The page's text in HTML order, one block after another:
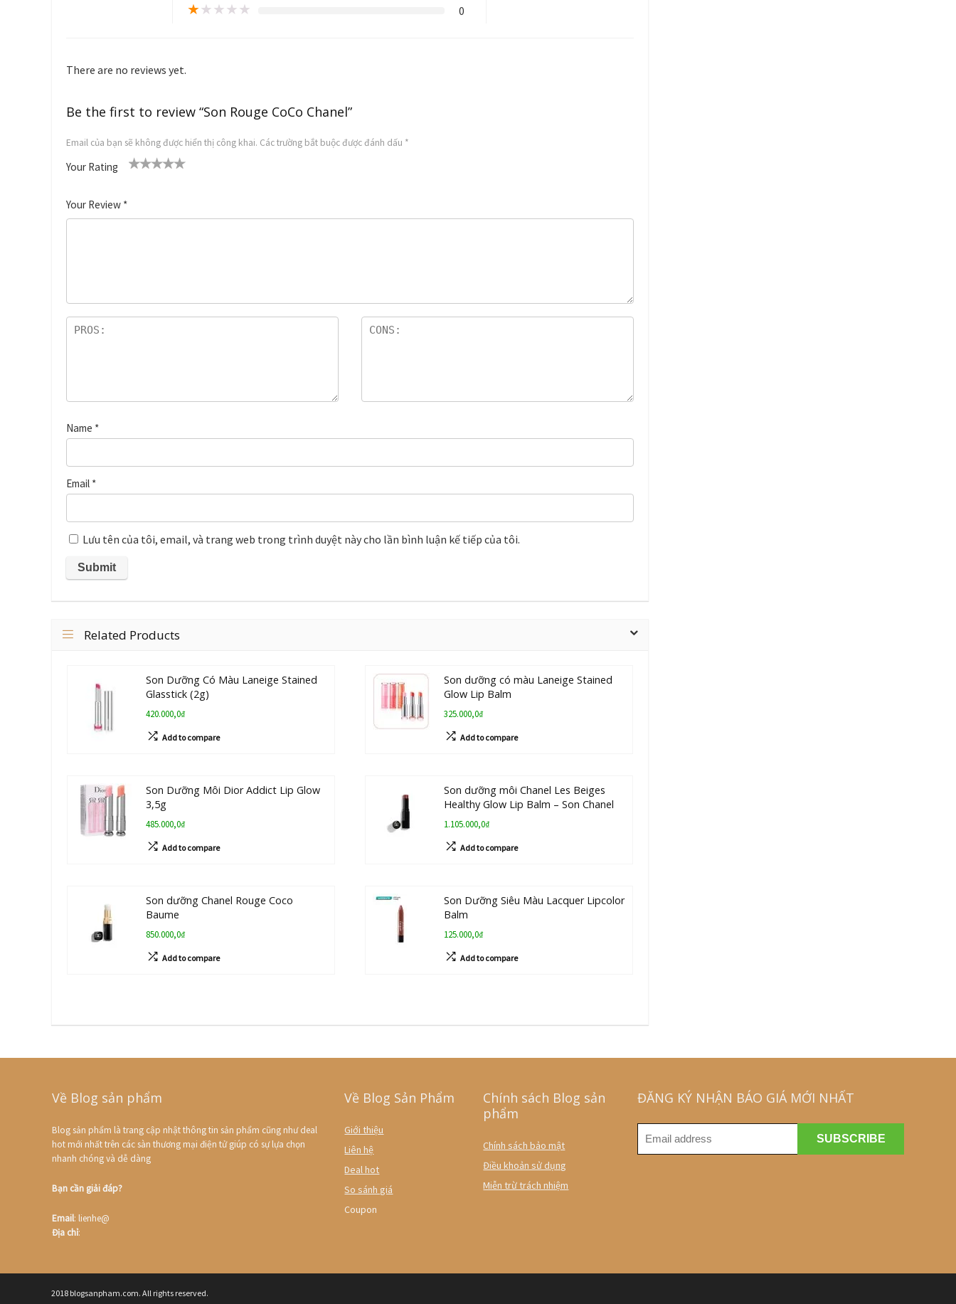
★★★★★ 0
There are no reviews yet.
Be the first to review “Son Rouge CoCo Chanel”
Email của bạn sẽ không được hiển thị công khai. Các trường bắt buộc được đánh dấu *
Your Rating
Your Review *
Name *
Email *
Lưu tên của tôi, email, và trang web trong trình duyệt này cho lần bình luận kế tiếp của tôi.
Related Products
Son Dưỡng Có Màu Laneige Stained
Glasstick (2g)
420.000,0₫
Add to compare
Son dưỡng có màu Laneige Stained
Glow Lip Balm
325.000,0₫
Add to compare
Son Dưỡng Môi Dior Addict Lip Glow
3,5g
485.000,0₫
Add to compare
Son dưỡng môi Chanel Les Beiges
Healthy Glow Lip Balm – Son Chanel
1.105.000,0₫
Add to compare
Son dưỡng Chanel Rouge Coco
Baume
850.000,0₫
Add to compare
Son Dưỡng Siêu Màu Lacquer Lipcolor
Balm
125.000,0₫
Add to compare
Về Blog sản phẩm
Blog sản phẩm là trang cập nhật thông tin sản phẩm cũng như deal
hot mới nhất trên các sàn thương mại điện tử giúp có sự lựa chọn
nhanh chóng và dễ dàng
Bạn cần giải đáp?
Email: lienhe@
Địa chỉ:
Về Blog Sản Phẩm
Giới thiệu
Liên hệ
Deal hot
So sánh giá
Coupon
Chính sách Blog sản
phẩm
Chính sách bảo mật
Điều khoản sử dụng
Miễn trừ trách nhiệm
ĐĂNG KÝ NHẬN BÁO GIÁ MỚI NHẤT
2018 blogsanpham.com. All rights reserved.